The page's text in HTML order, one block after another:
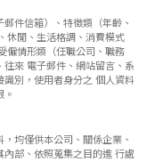
件信箱）、特徵類（年齡、
休閒、生活格調、消費模式
僱情形類（任職公司、職務
來 電子郵件、網站留言、系
別，使用者身分之 個人資料
。
均僅供本公司、關係企業、
部、依照蒐集之目的進 行處